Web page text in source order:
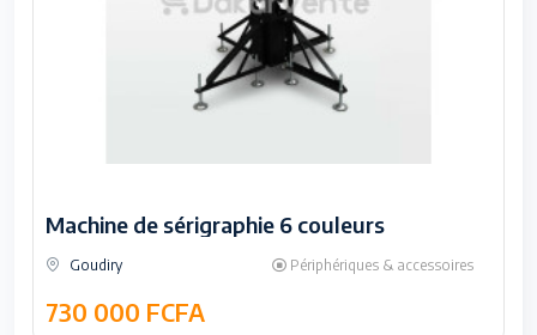
Machine de sérigraphie 6 couleurs
Goudiry Périphériques & accessoires
730 000 FCFA